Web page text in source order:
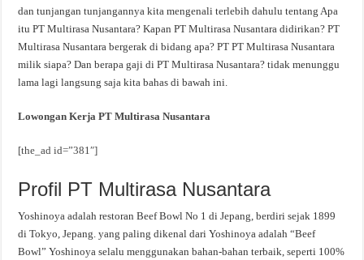
dan tunjangan tunjangannya kita mengenali terlebih dahulu tentang Apa
itu PT Multirasa Nusantara? Kapan PT Multirasa Nusantara didirikan? PT
Multirasa Nusantara bergerak di bidang apa? PT PT Multirasa Nusantara
milik siapa? Dan berapa gaji di PT Multirasa Nusantara? tidak menunggu
lama lagi langsung saja kita bahas di bawah ini.
Lowongan Kerja PT Multirasa Nusantara
[the_ad id=”381″]
Profil PT Multirasa Nusantara
Yoshinoya adalah restoran Beef Bowl No 1 di Jepang, berdiri sejak 1899
di Tokyo, Jepang. yang paling dikenal dari Yoshinoya adalah “Beef
Bowl” Yoshinoya selalu menggunakan bahan-bahan terbaik, seperti 100%